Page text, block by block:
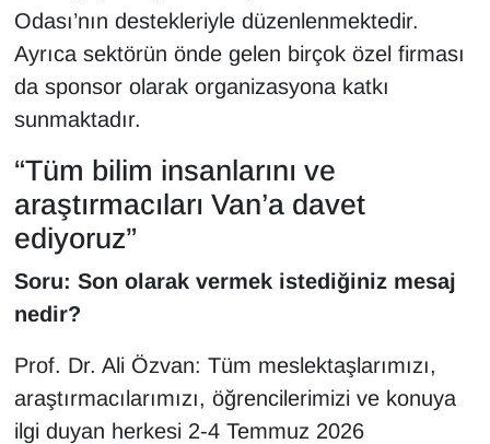
Odası’nın destekleriyle düzenlenmektedir.
Ayrıca sektörün önde gelen birçok özel firması
da sponsor olarak organizasyona katkı
sunmaktadır.
“Tüm bilim insanlarını ve
araştırmacıları Van’a davet
ediyoruz”
Soru: Son olarak vermek istediğiniz mesaj
nedir?
Prof. Dr. Ali Özvan: Tüm meslektaşlarımızı,
araştırmacılarımızı, öğrencilerimizi ve konuya
ilgi duyan herkesi 2-4 Temmuz 2026